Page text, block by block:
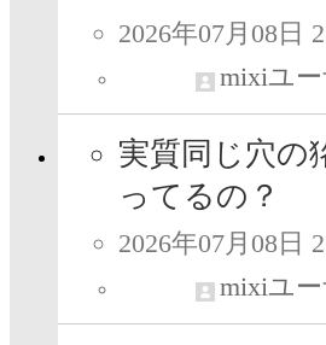
2026年07月08日
mixiユ
実質同じ穴の
ってるの？
2026年07月08日
mixiユ